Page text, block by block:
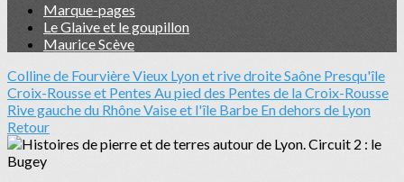
Marque-pages
Le Glaive et le goupillon
Maurice Scève
Colline de FourvièreVieux Lyon et rive droite Saône Presqu'île
Croix-Rousse et Pentes Au pied des Pentes de la Croix-Rousse
Rive gauche du RhôneVaise et l'île Barbe En dehors de Lyon
Retour